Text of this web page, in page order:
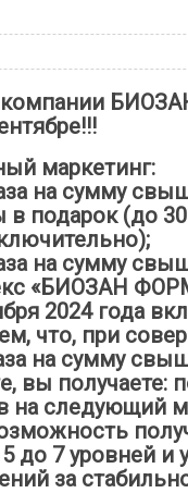
маркетинг:
на сумму
подарок (до
на сумму
«БИОЗАН
2024 года
что, при
на сумму
вы получаете:
на следующий
до 7‬ уровней и
за